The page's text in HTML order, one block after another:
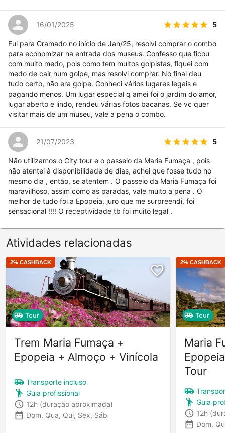
16/01/2025 5
Fui para Gramado no início de Jan/25, resolvi comprar o combo
para economizar na entrada dos museus. Confesso que ficou
com muito medo, pois como tem muitos golpistas, fiquei com
medo de cair num golpe, mas resolvi comprar. No final deu
tudo certo, não era golpe. Conheci vários lugares legais e
pagando menos. Um lugar especial q amei foi o jardim do amor,
lugar aberto e lindo, rendeu várias fotos bacanas. Se vc quer
visitar mais de um museu, vale a pena o combo.
21/07/2023 5
Não utilizamos o City tour e o passeio da Maria Fumaça , pois
não atentei à disponibilidade de dias, achei que fosse tudo no
mesmo dia , então, se atentem . O passeio da Maria Fumaça foi
maravilhoso, assim como as paradas, vale muito a pena . O
melhor de tudo foi a Epopeia, juro que me surpreendi, foi
sensacional !!!! O receptividade tb foi muito legal .
Atividades relacionadas
2% CASHBACK
Tour
Trem Maria Fumaça +
Epopeia + Almoço + Vinícola
Transporte incluso
Guia profissional
12h (duração aproximada)
Dom, Qua, Qui, Sex, Sáb
2% CASHBACK
Tour
Maria
Tour
Guia
12h
Dom,